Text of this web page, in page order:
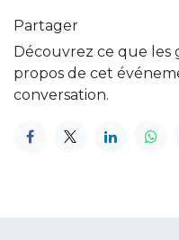
Partager
Découvrez ce que les
propos de cet
conversation.